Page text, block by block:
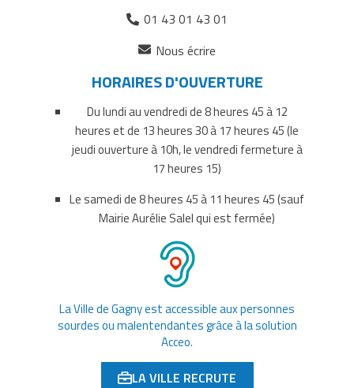
01 43 01 43 01
Nous écrire
un
nouvel
onglet)
HORAIRES D'OUVERTURE
Du lundi au vendredi de 8 heures 45 à 12
heures et de 13 heures 30 à 17 heures 45 (le
jeudi ouverture à 10h, le vendredi fermeture à
17 heures 15)
Le samedi de 8 heures 45 à 11 heures 45 (sauf
Mairie Aurélie Salel qui est fermée)
La Ville de Gagny est accessible aux personnes
sourdes ou malentendantes grâce à la solution
Acceo.
LA VILLE RECRUTE